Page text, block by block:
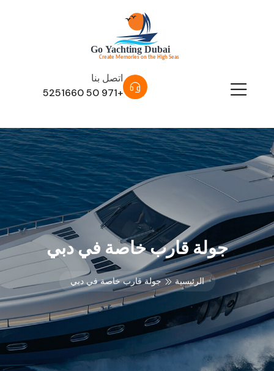
اتصل بنا
+971 50 5251660
جولة قارب خاصة في دبي
الرئيسية جولة قارب خاصة في دبي